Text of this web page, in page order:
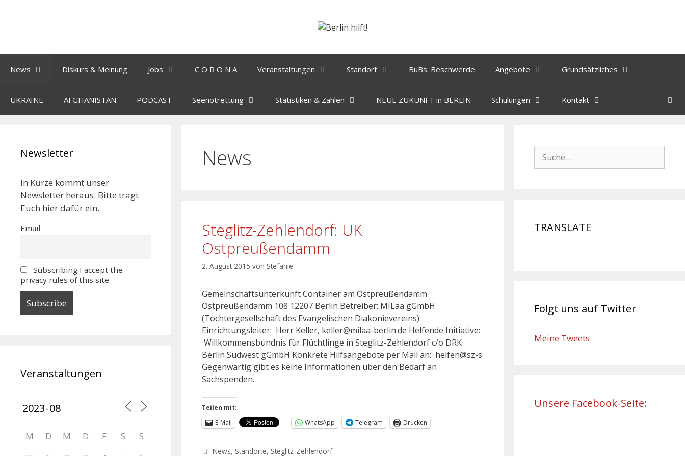
News Diskurs & Meinung Jobs C O R O N A Veranstaltungen Standort BuBs: Beschwerde Angebote Grundsätzliches
UKRAINE AFGHANISTAN PODCAST Seenotrettung Statistiken & Zahlen NEUE ZUKUNFT in BERLIN Schulungen Kontakt
News
Steglitz-Zehlendorf: UK
Ostpreußendamm
2. August 2015 von Stefanie
Gemeinschaftsunterkunft Container am Ostpreußendamm
Ostpreußendamm 108 12207 Berlin Betreiber: MILaa gGmbH
(Tochtergesellschaft des Evangelischen Diakonievereins)
Einrichtungsleiter: Herr Keller, keller@milaa-berlin.de Helfende Initiative:
Willkommensbündnis für Flüchtlinge in Steglitz-Zehlendorf c/o DRK
Berlin Südwest gGmbH Konkrete Hilfsangebote per Mail an: helfen@sz-s
Gegenwärtig gibt es keine Informationen über den Bedarf an
Sachspenden.
Teilen mit:
E-Mail
WhatsApp Telegram Drucken
News, Standorte, Steglitz-Zehlendorf
Newsletter
In Kürze kommt unser
Newsletter heraus. Bitte tragt
Euch hier dafür ein.
Email
Subscribing I accept the
privacy rules of this site
Veranstaltungen
M D M D F S S
TRANSLATE
Folgt uns auf Twitter
Meine Tweets
Unsere Facebook-Seite: